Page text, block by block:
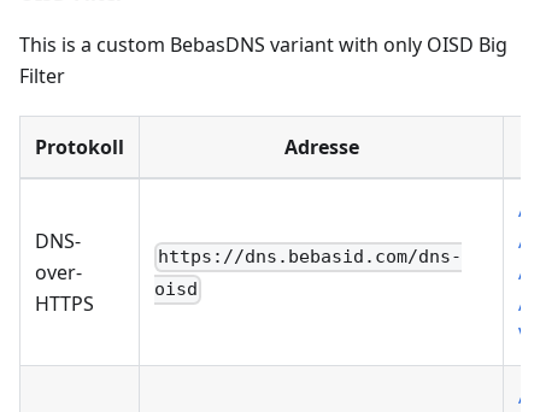
This is a custom BebasDNS variant with only OISD Big
Filter
Protokoll Adresse
DNS-
over-
HTTPS
https://dns.bebasid.com/dns-
oisd